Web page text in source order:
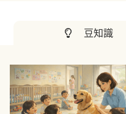
豆知識